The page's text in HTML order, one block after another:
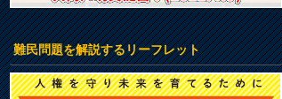
難民問題を解説するリーフレット